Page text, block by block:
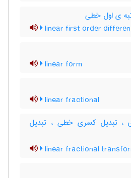
ی اول خطی
linear first order
linear form
linear fractional
، تبدیل کسری خطی ، تبدیل
linear fractional